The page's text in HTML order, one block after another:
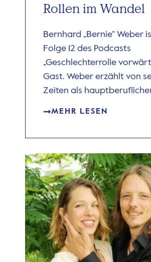
Rollen im Wandel
Bernhard „Bernie“ Weber
Folge 12 des Podcasts
„Geschlechterrolle
Gast. Weber erzählt von
Zeiten als
MEHR LESEN